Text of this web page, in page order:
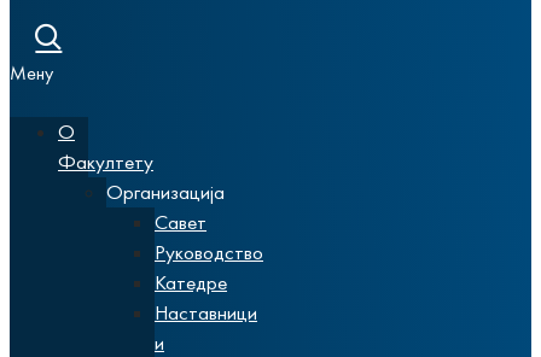
Мену
О
Факултету
Организација
Савет
Руководство
Катедре
Наставници
и